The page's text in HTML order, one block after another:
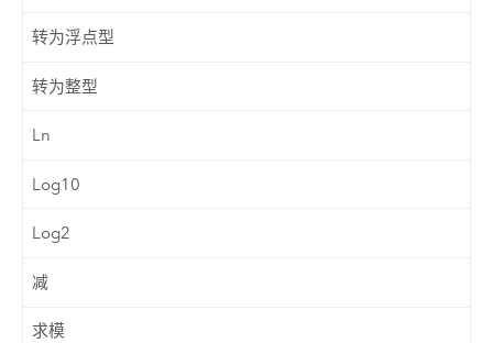
转为浮点型
转为整型
Ln
Log10
Log2
减
求模